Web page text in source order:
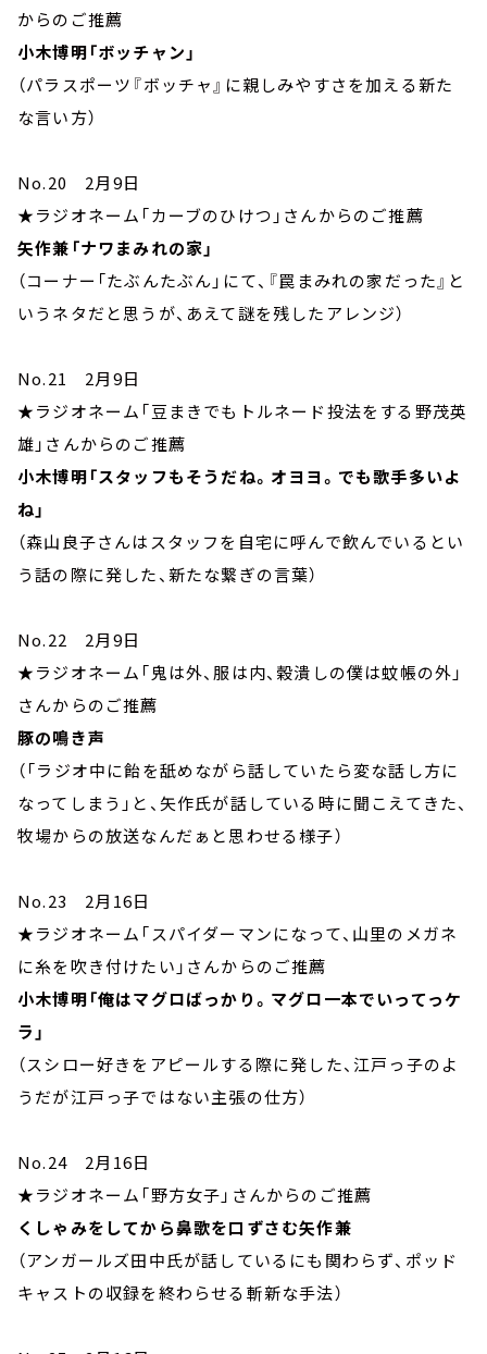
からのご推薦
小木博明「ボッチャン」
（パラスポーツ『ボッチャ』に親しみやすさを加える新た
な言い方）
No.20 2月9日
★ラジオネーム「カーブのひけつ」さんからのご推薦
矢作兼「ナワまみれの家」
（コーナー「たぶんたぶん」にて、『罠まみれの家だった』と
いうネタだと思うが、あえて謎を残したアレンジ）
No.21 2月9日
★ラジオネーム「豆まきでもトルネード投法をする野茂英
雄」さんからのご推薦
小木博明「スタッフもそうだね。オヨヨ。でも歌手多いよ
ね」
（森山良子さんはスタッフを自宅に呼んで飲んでいるとい
う話の際に発した、新たな繋ぎの言葉）
No.22 2月9日
★ラジオネーム「鬼は外、服は内、穀潰しの僕は蚊帳の外」
さんからのご推薦
豚の鳴き声
（「ラジオ中に飴を舐めながら話していたら変な話し方に
なってしまう」と、矢作氏が話している時に聞こえてきた、
牧場からの放送なんだぁと思わせる様子）
No.23 2月16日
★ラジオネーム「スパイダーマンになって、山里のメガネ
に糸を吹き付けたい」さんからのご推薦
小木博明「俺はマグロばっかり。マグロ一本でいってっケ
ラ」
（スシロー好きをアピールする際に発した、江戸っ子のよ
うだが江戸っ子ではない主張の仕方）
No.24 2月16日
★ラジオネーム「野方女子」さんからのご推薦
くしゃみをしてから鼻歌を口ずさむ矢作兼
（アンガールズ田中氏が話しているにも関わらず、ポッド
キャストの収録を終わらせる斬新な手法）